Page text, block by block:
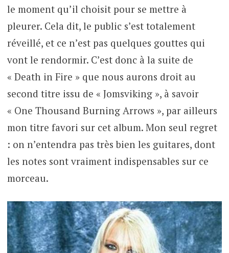
le moment qu’il choisit pour se mettre à
pleurer. Cela dit, le public s’est totalement
réveillé, et ce n’est pas quelques gouttes qui
vont le rendormir. C’est donc à la suite de
« Death in Fire » que nous aurons droit au
second titre issu de « Jomsviking », à savoir
« One Thousand Burning Arrows », par ailleurs
mon titre favori sur cet album. Mon seul regret
: on n’entendra pas très bien les guitares, dont
les notes sont vraiment indispensables sur ce
morceau.